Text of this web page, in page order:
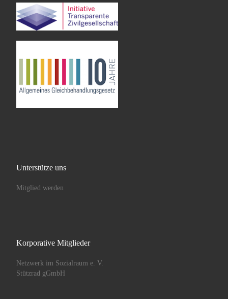
Unterstütze uns
Mitglied werden
Korporative Mitglieder
Netzwerk im Sozialraum e. V.
Stützrad gGmbH